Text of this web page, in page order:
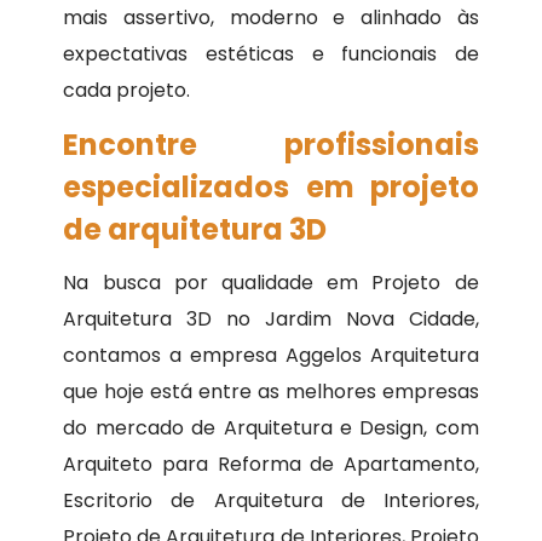
mais assertivo, moderno e alinhado às
expectativas estéticas e funcionais de
cada projeto.
Encontre profissionais
especializados em projeto
de arquitetura 3D
Na busca por qualidade em Projeto de
Arquitetura 3D no Jardim Nova Cidade,
contamos a empresa Aggelos Arquitetura
que hoje está entre as melhores empresas
do mercado de Arquitetura e Design, com
Arquiteto para Reforma de Apartamento,
Escritorio de Arquitetura de Interiores,